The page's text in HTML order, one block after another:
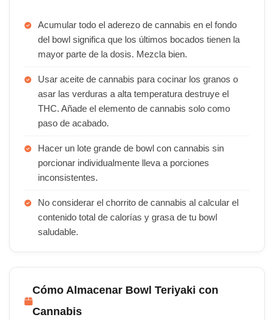
Acumular todo el aderezo de cannabis en el fondo
del bowl significa que los últimos bocados tienen la
mayor parte de la dosis. Mezcla bien.
Usar aceite de cannabis para cocinar los granos o
asar las verduras a alta temperatura destruye el
THC. Añade el elemento de cannabis solo como
paso de acabado.
Hacer un lote grande de bowl con cannabis sin
porcionar individualmente lleva a porciones
inconsistentes.
No considerar el chorrito de cannabis al calcular el
contenido total de calorías y grasa de tu bowl
saludable.
Cómo Almacenar Bowl Teriyaki con
Cannabis